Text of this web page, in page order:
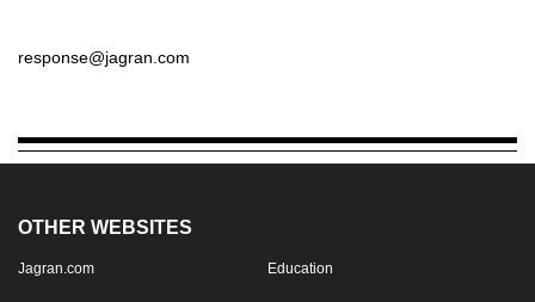
response@jagran.com
OTHER WEBSITES
Jagran.com Education